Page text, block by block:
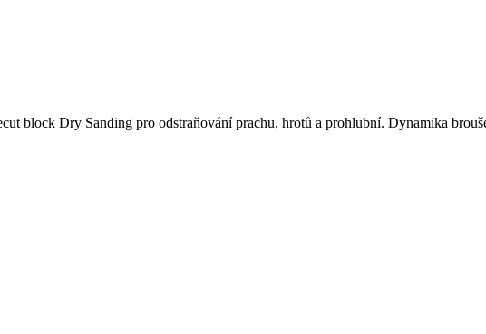
block Dry Sanding pro odstraňování prachu, hrotů a prohlubní. Dynamika